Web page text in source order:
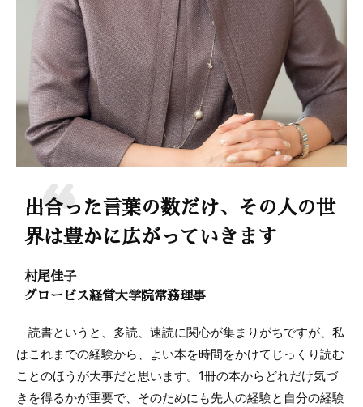
出合った言葉の数だけ、その人の世
界は豊かに広がっていきます
村尾佳子
グロービス経営大学院常務理事
読書というと、多読、速読に関心が集まりがちですが、私
はこれまでの経験から、よい本を時間をかけてじっくり読む
ことのほうが大事だと思います。1冊の本からどれだけ気づ
きを得るかが重要で、そのためにも先人の経験と自分の経験